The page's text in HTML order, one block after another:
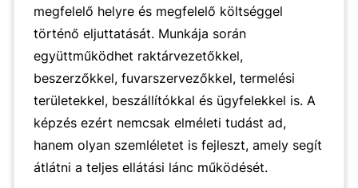
megfelelő helyre és megfelelő költséggel
történő eljuttatását. Munkája során
együttműködhet raktárvezetőkkel,
beszerzőkkel, fuvarszervezőkkel, termelési
területekkel, beszállítókkal és ügyfelekkel is. A
képzés ezért nemcsak elméleti tudást ad,
hanem olyan szemléletet is fejleszt, amely segít
átlátni a teljes ellátási lánc működését.